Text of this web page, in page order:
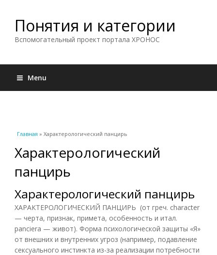
Понятия и категории
Вспомогательный проект портала ХРОНОС
Menu
Вы здесь
Главная » Характерологический панцирь
Характерологический
панцирь
Характерологический панцирь
ХАРАКТЕРОЛОГИЧЕСКИЙ ПАНЦИРЬ (от греч. character
— черта, признак, примета, особенность и итал.
panciera — живот). Форма психологической защиты «Я»
от внешних и внутренних угроз (например, подавление
сексуального инстинкта из-за реализации потребности